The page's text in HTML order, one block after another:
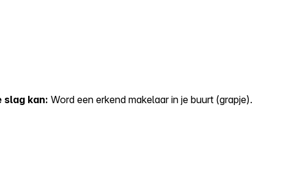
slag kan: Word een erkend makelaar in je buurt (grapje).